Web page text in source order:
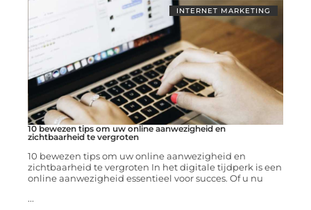
INTERNET MARKETING
10 bewezen tips om uw online aanwezigheid en
zichtbaarheid te vergroten
10 bewezen tips om uw online aanwezigheid en
zichtbaarheid te vergroten In het digitale tijdperk is een
online aanwezigheid essentieel voor succes. Of u nu
...